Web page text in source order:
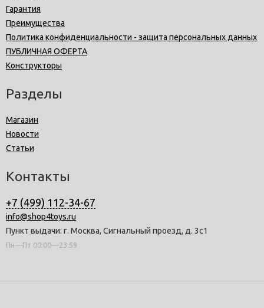
Гарантия
Преимущества
Политика конфиденциальности - защита персональных данных
ПУБЛИЧНАЯ ОФЕРТА
Конструкторы
Разделы
Магазин
Новости
Статьи
Контакты
+7 (499) 112-34-67
info@shop4toys.ru
Пункт выдачи: г. Москва, Сигнальный проезд, д. 3с1
Пн—Пт 00:00—23:59